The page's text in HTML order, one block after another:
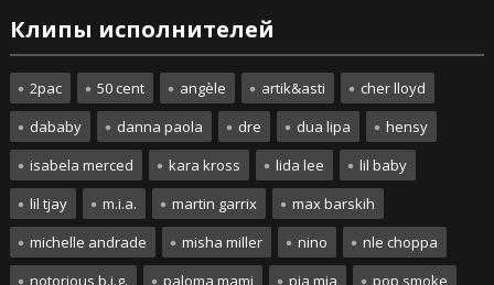
Клипы исполнителей
2pac 50 cent angèle artik&asti
cher lloyd
dababy
danna paola dre dua lipa
hensy
isabela merced
kara kross lida lee
lil baby
lil tjay
m.i.a. martin garrix
max barskih
michelle andrade
misha miller nino
nle choppa
notorious b.i.g.
paloma mami pia mia pop smoke